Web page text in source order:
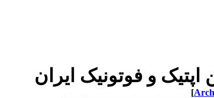
و فوتونیک ایران
[